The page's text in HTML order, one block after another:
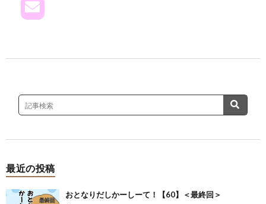
最近の投稿
おとなりだしかーしーて！【60】＜最終回＞